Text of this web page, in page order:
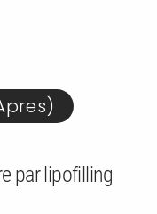
par lipofilling